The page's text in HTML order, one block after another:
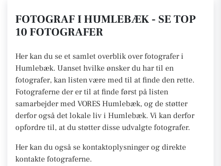
FOTOGRAF I HUMLEBÆK - SE TOP
10 FOTOGRAFER
Her kan du se et samlet overblik over fotografer i
Humlebæk. Uanset hvilke ønsker du har til en
fotografer, kan listen være med til at finde den rette.
Fotograferne der er til at finde først på listen
samarbejder med VORES Humlebæk, og de støtter
derfor også det lokale liv i Humlebæk. Vi kan derfor
opfordre til, at du støtter disse udvalgte fotografer.
Her kan du også se kontaktoplysninger og direkte
kontakte fotograferne.